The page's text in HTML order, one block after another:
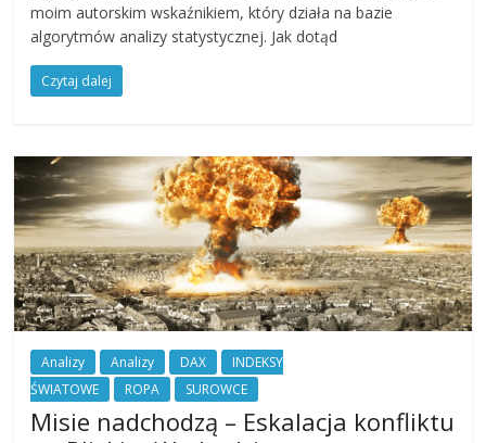
moim autorskim wskaźnikiem, który działa na bazie
algorytmów analizy statystycznej. Jak dotąd
Czytaj dalej
Analizy Analizy DAX
INDEKSY
ŚWIATOWE
ROPA SUROWCE
Misie nadchodzą – Eskalacja konfliktu